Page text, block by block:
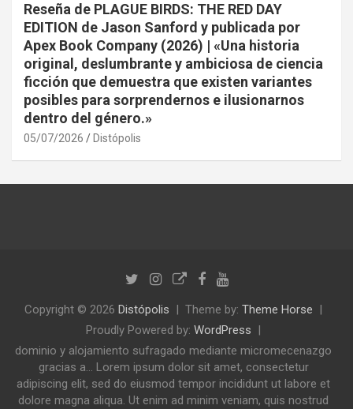
Reseña de PLAGUE BIRDS: THE RED DAY
EDITION de Jason Sanford y publicada por
Apex Book Company (2026) | «Una historia
original, deslumbrante y ambiciosa de ciencia
ficción que demuestra que existen variantes
posibles para sorprendernos e ilusionarnos
dentro del género.»
05/07/2026 Distópolis
Copyright © 2026 Distópolis Theme by: Theme Horse
Proudly Powered by: WordPress
dominio y alojamiento sufragado mediante micromecenazgo
gracias a... Lorem ipsum dolor sit amet, consectetur
adipiscing elit, sed do eiusmod tempor incididunt ut labore et
dolore magna aliqua. Ut enim ad minim veniam, quis nostrud